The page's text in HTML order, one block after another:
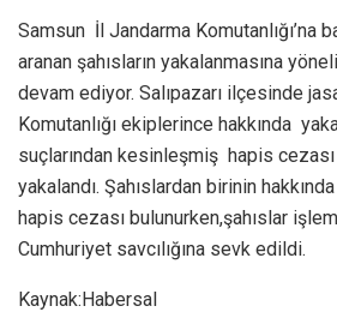
Samsun İl Jandarma Komutanlığı’na
aranan şahısların yakalanmasına
devam ediyor. Salıpazarı ilçesinde
Komutanlığı ekiplerince hakkında
suçlarından kesinleşmiş hapis cezası
yakalandı. Şahıslardan birinin
hapis cezası bulunurken,şahıslar
Cumhuriyet savcılığına sevk edildi.
Kaynak:Habersal